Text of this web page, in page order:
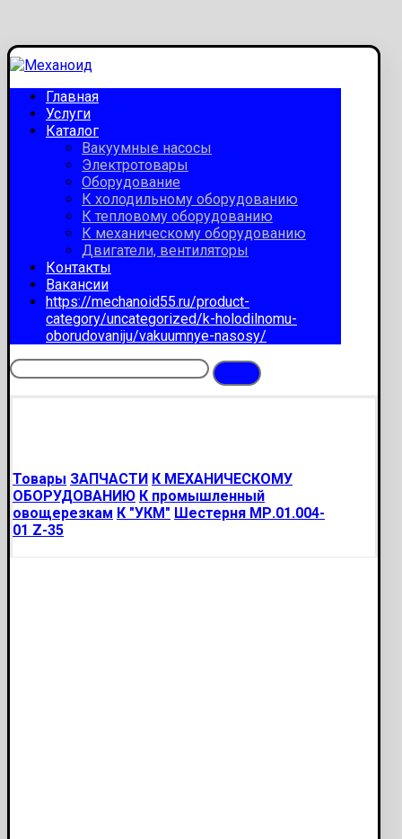
Главная
Услуги
Каталог
Вакуумные насосы
Электротовары
Оборудование
К холодильному оборудованию
К тепловому оборудованию
К механическому оборудованию
Двигатели, вентиляторы
Контакты
Вакансии
https://mechanoid55.ru/product-
category/uncategorized/k-holodilnomu-
oborudovaniju/vakuumnye-nasosy/
Товары ЗАПЧАСТИ К МЕХАНИЧЕСКОМУ
ОБОРУДОВАНИЮ К промышленный
овощерезкам К "УКМ" Шестерня МР.01.004-
01 Z-35